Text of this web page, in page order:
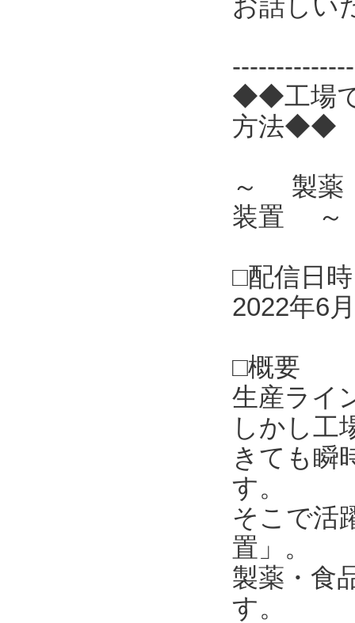
お話しい
◆◆工場で
方法◆◆
～ 製薬
装置 ～
□配信日時
2022年6
□概要
生産ライ
しかし工
きても瞬
す。
そこで活
置」。
製薬・食
す。